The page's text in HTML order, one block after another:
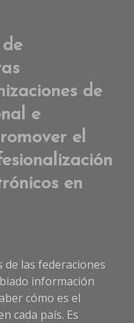
de
e
el
en
las federaciones
información
cómo es el
cada país. Es